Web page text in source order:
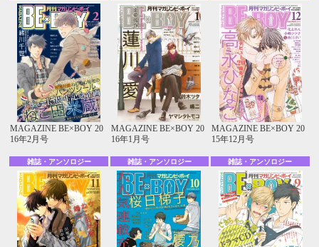
MAGAZINE BE×BOY 20
16年2月号
MAGAZINE BE×BOY 20
16年1月号
MAGAZINE BE×BOY 20
15年12月号
雑誌・アンソロジー 雑誌・アンソロジー 雑誌・アンソロジー